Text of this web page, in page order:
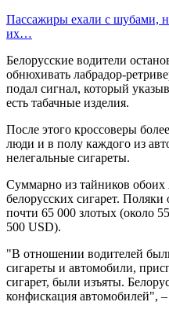
Пассажиры ехали с шубами,
их…
Белорусские водители
обнюхивать лабрадор-
подал сигнал, который
есть табачные изделия.
После этого кроссоверы
люди и в полу каждого из
нелегальные сигареты.
Суммарно из тайников
белорусских сигарет. Поляки
почти 65 000 злотых (около
500 USD).
"В отношении водителей
сигареты и автомобили,
сигарет, были изъяты.
конфискация автомобилей",